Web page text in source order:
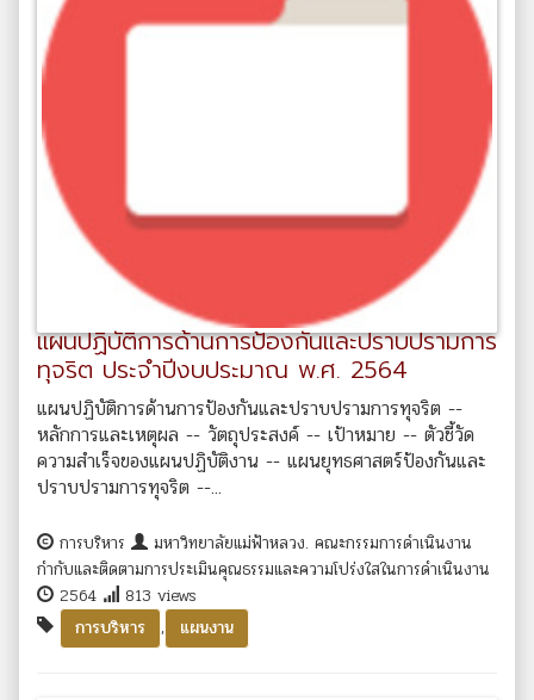
แผนปฏิบัติการด้านการป้องกันและปราบปรามการ
ทุจริต ประจำปีงบประมาณ พ.ศ. 2564
แผนปฏิบัติการด้านการป้องกันและปราบปรามการทุจริต --
หลักการและเหตุผล -- วัตถุประสงค์ -- เป้าหมาย -- ตัวชี้วัด
ความสำเร็จของแผนปฏิบัติงาน -- แผนยุทธศาสตร์ป้องกันและ
ปราบปรามการทุจริต --...
การบริหาร
มหาวิทยาลัยแม่ฟ้าหลวง. คณะกรรมการดำเนินงาน
กำกับและติดตามการประเมินคุณธรรมและความโปร่งใสในการดำเนินงาน
2564
813 views
การบริหาร
, แผนงาน